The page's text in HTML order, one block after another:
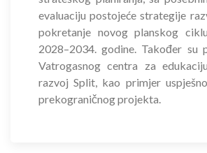
evaluaciju postojeće strategije
pokretanje novog planskog
2028–2034. godine. Također su
Vatrogasnog centra za
razvoj Split, kao primjer
prekograničnog projekta.